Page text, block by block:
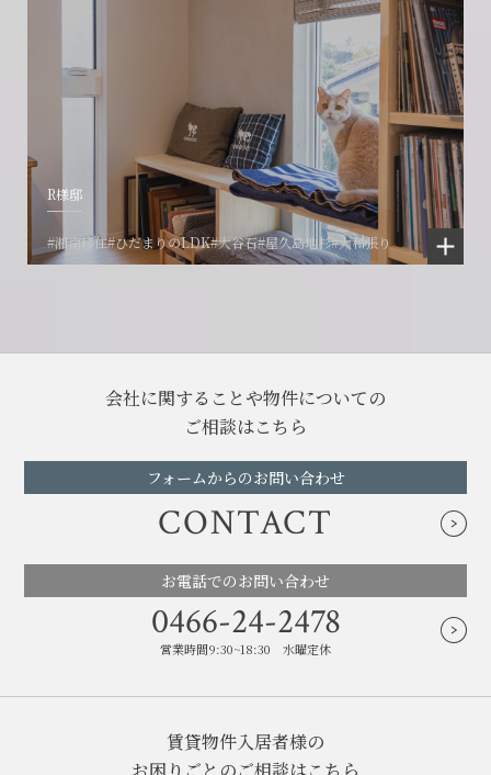
R様邸
#湘南移住#ひだまりのLDK#大谷石#屋久島地杉#大和張り
会社に関することや物件についての
ご相談はこちら
フォームからのお問い合わせ
CONTACT
お電話でのお問い合わせ
0466-24-2478
営業時間9:30~18:30 水曜定休
賃貸物件入居者様の